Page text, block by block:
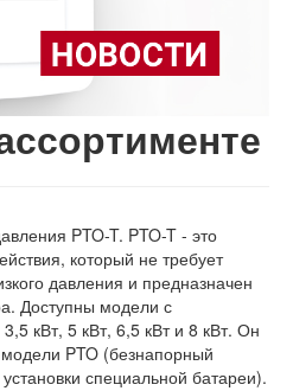
PTO-T. PTO-T - это
который не требует
давления и предназначен
Доступны модели с
кВт, 5 кВт, 6,5 кВт и 8 кВт. Он
PTO (безнапорный
специальной батареи).